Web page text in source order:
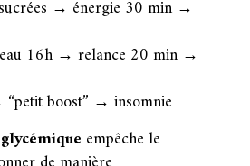
→ énergie 30 min →
16h → relance 20 min →
boost” → insomnie
empêche le